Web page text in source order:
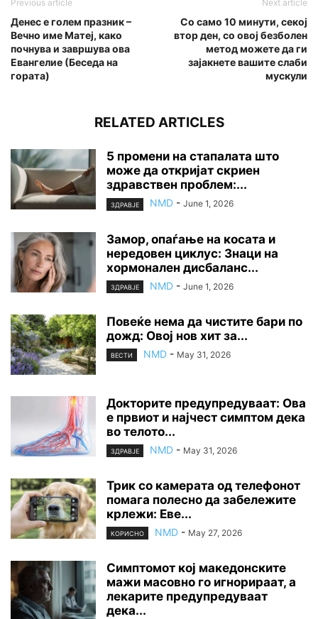
Previous article
Денес е голем празник –
Вечно име Матеј, како
почнува и завршува ова
Евангелие (Беседа на
гората)
Next article
Со само 10 минути, секој
втор ден, со овој безболен
метод можете да ги
зајакнете вашите слаби
мускули
RELATED ARTICLES
5 промени на стапалата што
може да откријат скриен
здравствен проблем:...
ЗДРАВЈЕ NMD - June 1, 2026
Замор, опаѓање на косата и
нередовен циклус: Знаци на
хормонален дисбаланс...
ЗДРАВЈЕ NMD - June 1, 2026
Повеќе нема да чистите бари по
дожд: Овој нов хит за...
ВЕСТИ NMD - May 31, 2026
Докторите предупредуваат: Ова
е првиот и најчест симптом дека
во телото...
ЗДРАВЈЕ NMD - May 31, 2026
Трик со камерата од телефонот
помага полесно да забележите
крлежи: Еве...
КОРИСНО NMD - May 27, 2026
Симптомот кој македонските
мажи масовно го игнорираат, а
лекарите предупредуваат
дека...